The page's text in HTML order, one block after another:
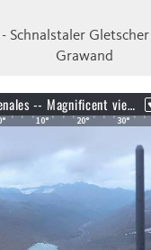
Schnalstaler
Grawand